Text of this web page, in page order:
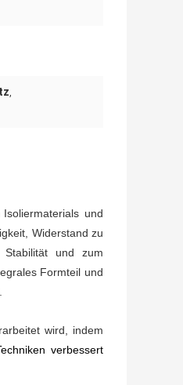
,
und
Widerstand zu
Stabilität und zum
Formteil und
wird, indem
verbessert